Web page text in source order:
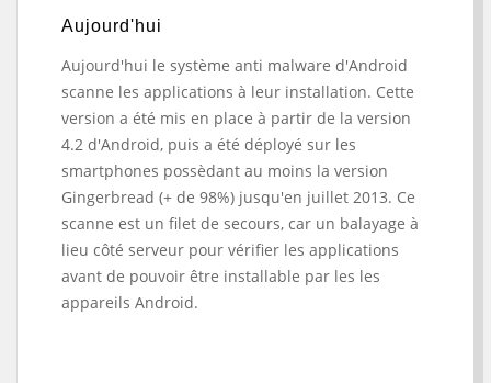
Aujourd'hui
Aujourd'hui le système anti malware d'Android
scanne les applications à leur installation. Cette
version a été mis en place à partir de la version
4.2 d'Android, puis a été déployé sur les
smartphones possèdant au moins la version
Gingerbread (+ de 98%) jusqu'en juillet 2013. Ce
scanne est un filet de secours, car un balayage à
lieu côté serveur pour vérifier les applications
avant de pouvoir être installable par les les
appareils Android.